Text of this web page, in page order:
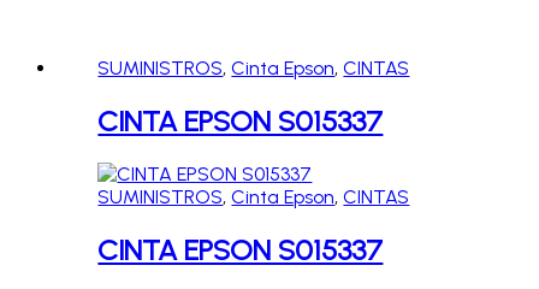
SUMINISTROS,Cinta Epson,CINTAS
CINTA EPSON S015337
SUMINISTROS,Cinta Epson,CINTAS
CINTA EPSON S015337